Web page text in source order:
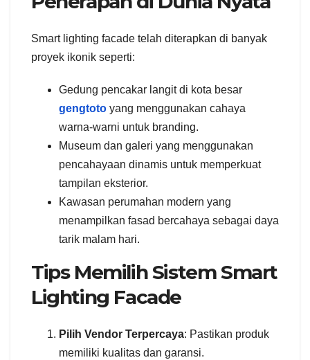
Smart lighting facade telah diterapkan di banyak
proyek ikonik seperti:
Gedung pencakar langit di kota besar
gengtoto yang menggunakan cahaya
warna-warni untuk branding.
Museum dan galeri yang menggunakan
pencahayaan dinamis untuk memperkuat
tampilan eksterior.
Kawasan perumahan modern yang
menampilkan fasad bercahaya sebagai daya
tarik malam hari.
Tips Memilih Sistem Smart
Lighting Facade
Pilih Vendor Terpercaya: Pastikan produk
memiliki kualitas dan garansi.